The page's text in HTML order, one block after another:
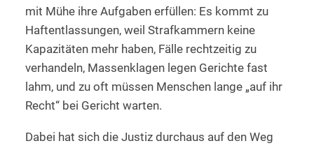
mit Mühe ihre Aufgaben erfüllen: Es kommt zu
Haftentlassungen, weil Strafkammern keine
Kapazitäten mehr haben, Fälle rechtzeitig zu
verhandeln, Massenklagen legen Gerichte fast
lahm, und zu oft müssen Menschen lange „auf ihr
Recht“ bei Gericht warten.
Dabei hat sich die Justiz durchaus auf den Weg